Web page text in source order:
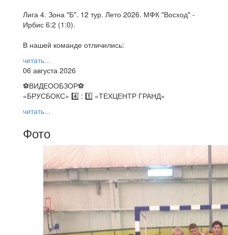
Лига 4. Зона "Б". 12 тур. Лето 2026. МФК "Восход" -
Ирбис 6:2 (1:0).
В нашей команде отличились:
читать...
06 августа 2026
⚽️ВИДЕООБЗОР⚽️
«БРУСБОКС» 4️⃣ : 1️⃣ «ТЕХЦЕНТР ГРАНД»
читать...
Фото